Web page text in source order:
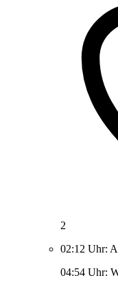
2
02:12 Uhr:
04:54 Uhr: